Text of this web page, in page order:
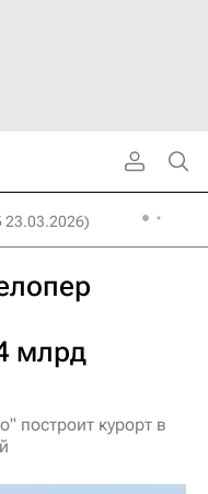
23.03.2026)
млрд
построит курорт в